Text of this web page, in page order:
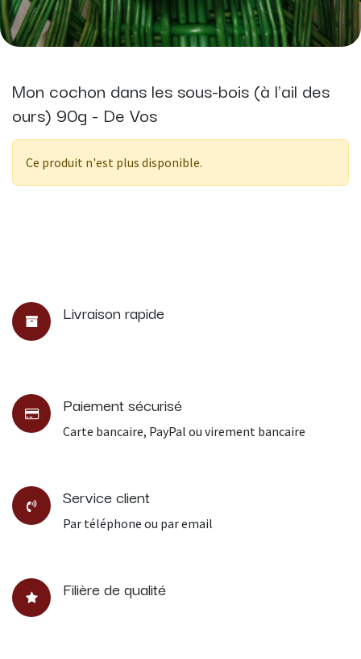
Mon cochon dans les sous-bois (à l'ail des
ours) 90g - De Vos
Ce produit n'est plus disponible.
Livraison rapide
Paiement sécurisé
Carte bancaire, PayPal ou virement bancaire
Service client
Par téléphone ou par email
Filière de qualité